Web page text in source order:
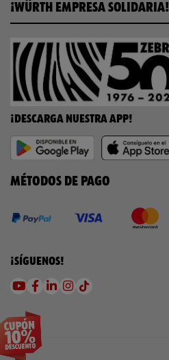
¡WÜRTH EMPRESA SOLIDARIA!
¡DESCARGA NUESTRA APP!
MÉTODOS DE PAGO
¡SÍGUENOS!